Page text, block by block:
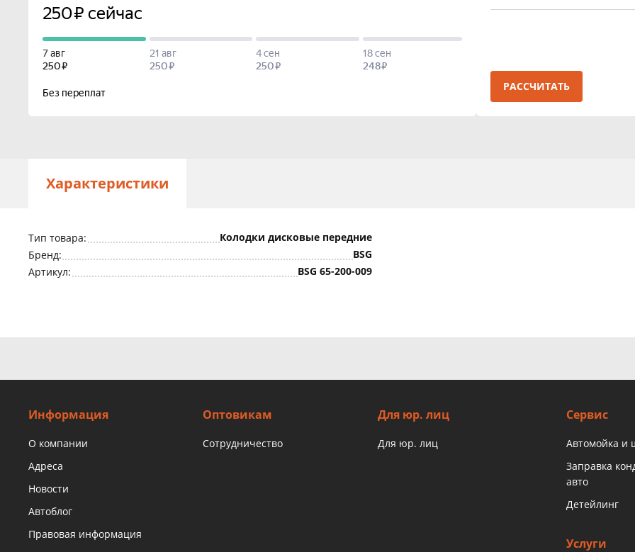
РАССЧИТАТЬ
Характеристики
Тип товара:
Колодки дисковые передние
Бренд:
BSG
Артикул:
BSG 65-200-009
Информация
О компании
Адреса
Новости
Автоблог
Правовая информация
Оптовикам
Сотрудничество
Для юр. лиц
Для юр. лиц
Сервис
Автомойка и
Заправка
авто
Детейлинг
Услуги